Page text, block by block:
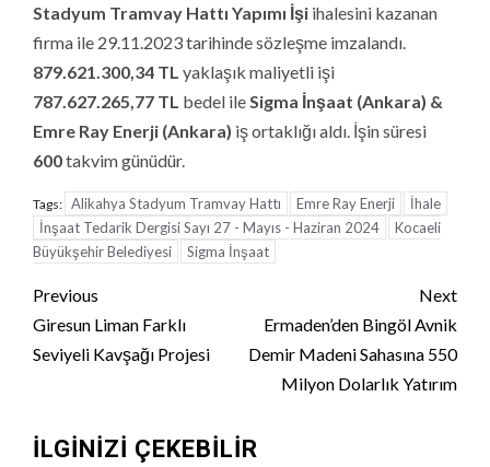
Stadyum Tramvay Hattı Yapımı İşi ihalesini kazanan
firma ile 29.11.2023 tarihinde sözleşme imzalandı.
879.621.300,34 TL yaklaşık maliyetli işi
787.627.265,77 TL bedel ileSigma İnşaat (Ankara) &
Emre Ray Enerji (Ankara) iş ortaklığı aldı. İşin süresi
600takvim günüdür.
Tags: Alikahya Stadyum Tramvay Hattı Emre Ray Enerji
İhale
İnşaat Tedarik Dergisi Sayı 27 - Mayıs - Haziran 2024
Kocaeli
Büyükşehir Belediyesi
Sigma İnşaat
Continue
Reading
Previous
Giresun Liman Farklı
Seviyeli Kavşağı Projesi
Next
Ermaden’den Bingöl Avnik
Demir Madeni Sahasına 550
Milyon Dolarlık Yatırım
İLGINIZI ÇEKEBILIR